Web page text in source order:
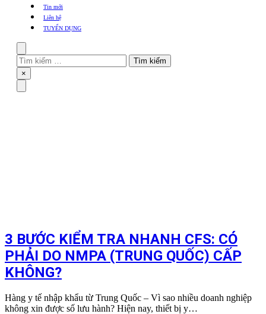
Tin mới
Liên hệ
TUYỂN DỤNG
Tìm
kiếm
cho:
Close
×
3 BƯỚC KIỂM TRA NHANH CFS: CÓ
PHẢI DO NMPA (TRUNG QUỐC) CẤP
KHÔNG?
Hàng y tế nhập khẩu từ Trung Quốc – Vì sao nhiều doanh nghiệp
không xin được số lưu hành? Hiện nay, thiết bị y…